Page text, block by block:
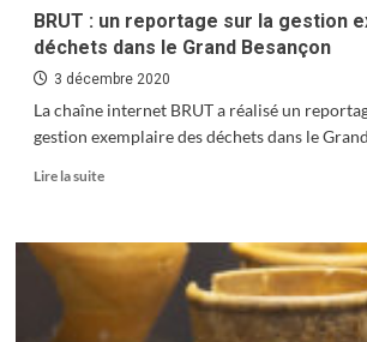
BRUT : un reportage sur la gestion
déchets dans le Grand Besançon
3 décembre 2020
La chaîne internet BRUT a réalisé un
gestion exemplaire des déchets dans le
Lire la suiteEn
sur
BRUT
reportage